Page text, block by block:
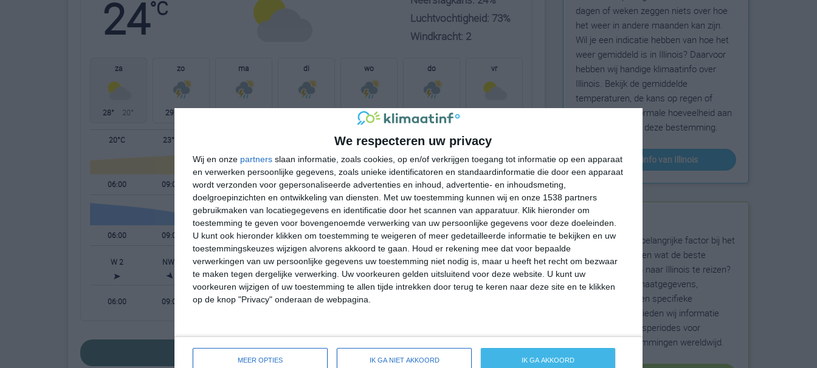
We respecteren uw privacy
Wij en onze partners slaan informatie, zoals cookies, op en/of verkrijgen toegang tot informatie op een apparaat
en verwerken persoonlijke gegevens, zoals unieke identificatoren en standaardinformatie die door een apparaat
wordt verzonden voor gepersonaliseerde advertenties en inhoud, advertentie- en inhoudsmeting,
doelgroepinzichten en ontwikkeling van diensten.
Met uw toestemming kunnen wij en onze 1538 partners
gebruikmaken van locatiegegevens en identificatie door het scannen van apparatuur. Klik hieronder om
toestemming te geven voor bovengenoemde verwerking van uw persoonlijke gegevens voor deze doeleinden.
U kunt ook hieronder klikken om toestemming te weigeren of meer gedetailleerde informatie te bekijken en uw
toestemmingskeuzes wijzigen alvorens akkoord te gaan.
Houd er rekening mee dat voor bepaalde
verwerkingen van uw persoonlijke gegevens uw toestemming niet nodig is, maar u heeft het recht om bezwaar
te maken tegen dergelijke verwerking. Uw voorkeuren gelden uitsluitend voor deze website. U kunt uw
voorkeuren wijzigen of uw toestemming te allen tijde intrekken door terug te keren naar deze site en te klikken
op de knop "Privacy" onderaan de webpagina.
MEER OPTIES IK GA NIET AKKOORD IK GA AKKOORD
24°C
Luchtvochtigheid: 73%
Windkracht: 2
za
28° 20°
zo
29°
ma di wo
26° 19°
do
18°
vr
20°C 23°C 27°C 23°C 20°C 19°C
06:00 09:00 12:00 15:00 18:00 21:00 00:00 03:00
06:00 09:00 12:00 15:00 18:00 21:00 00:00 03:00
W 2 NW 2 NW 2 NW 2 WNW 2 ZW 1 ZZW 1 ZZW 1
06:00 09:00 12:00 15:00 18:00
bekijk de uitgebreide weersverwachting voor Prospect Heights
dagen of weken zeggen niets over hoe
het weer in andere maanden kan zijn.
Wil je een indicatie hebben van hoe het
weer gemiddeld is in Illinois? Daarvoor
hebben wij handige klimaatinfo over
Illinois. Bekijk de gemiddelde
temperaturen, de kans op regen of
sneeuw en de normale hoeveelheid aan
zonneschijn voor deze bestemming.
klimaatinfo van Illinois
Beste reistijd
Het weer is een belangrijke factor bij het
reizen. Wil je weten wat de beste
maanden zijn om naar Illinois te reizen?
Op basis van klimaatgegevens,
weersextremen en specifieke
weerinformatie bieden wij informatie
over de beste reisperiodes voor
duizenden bestemmingen wereldwijd.